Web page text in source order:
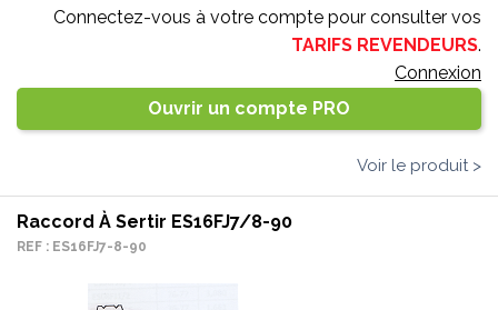
Connectez-vous à votre compte pour consulter vos
TARIFS REVENDEURS.
Connexion
Ouvrir un compte PRO
Voir le produit >
Raccord À Sertir ES16FJ7/8-90
REF : ES16FJ7-8-90